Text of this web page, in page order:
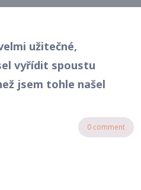
užitečné,
vyřídit spoustu
jsem tohle našel
0 comment